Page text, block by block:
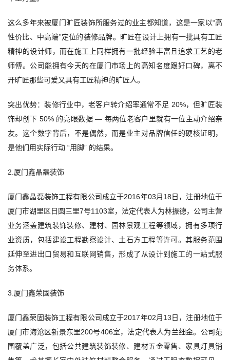
这么多年来被厦门旷匠装饰所服务过的业主都知道，这是一家以“高
性价比、中高端”定位的装修品牌。旷匠在设计上拥有一批具有工匠
精神的设计师，而在施工上同样拥有一批经验丰富且追求工艺的老
师傅。公司能拥有今天的在厦门市场上的高知名度跟好口碑，离不
开旷匠那些可爱又具有工匠精神的旷匠人。
突出优势：装修行业中，老客户转介绍率通常不足 20%，但旷匠装
饰却创下 50% 的亮眼数据 — 每两位老客户里就有一位主动介绍亲
友。这个数字背后，不是偶然，而是业主对品牌信任的硬核证明，
是他们用实际行动 “用脚” 的结果。
2.厦门鑫晶磊装饰
厦门鑫晶磊装饰工程有限公司成立于2016年03月18日，注册地位于
厦门市湖里区日圆三里7号1103室，法定代表人为林振德，公司主营
业务涵盖建筑装饰装修、建材、园林景观工程等领域，拥有多项行
业资质，包括建设工程勘察设计、土石方工程等许可。其服务范围
延伸至进出口贸易和互联网销售，形成了从设计到施工的一站式服
务体系。
3.厦门鑫荣固装饰
厦门鑫荣固装饰工程有限公司成立于2017年02月13日，注册地位于
厦门市海沧区新景东里200号406室，法定代表人为兰细金。公司范
围覆盖广泛，包括公共建筑装饰装修、建材五金零售、家具灯具销